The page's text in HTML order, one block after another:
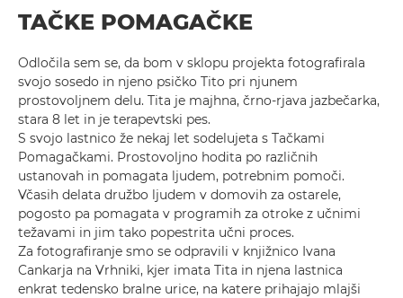
TAČKE POMAGAČKE
Odločila sem se, da bom v sklopu projekta fotografirala
svojo sosedo in njeno psičko Tito pri njunem
prostovoljnem delu. Tita je majhna, črno-rjava jazbečarka,
stara 8 let in je terapevtski pes.
S svojo lastnico že nekaj let sodelujeta s Tačkami
Pomagačkami. Prostovoljno hodita po različnih
ustanovah in pomagata ljudem, potrebnim pomoči.
Včasih delata družbo ljudem v domovih za ostarele,
pogosto pa pomagata v programih za otroke z učnimi
težavami in jim tako popestrita učni proces.
Za fotografiranje smo se odpravili v knjižnico Ivana
Cankarja na Vrhniki, kjer imata Tita in njena lastnica
enkrat tedensko bralne urice, na katere prihajajo mlajši